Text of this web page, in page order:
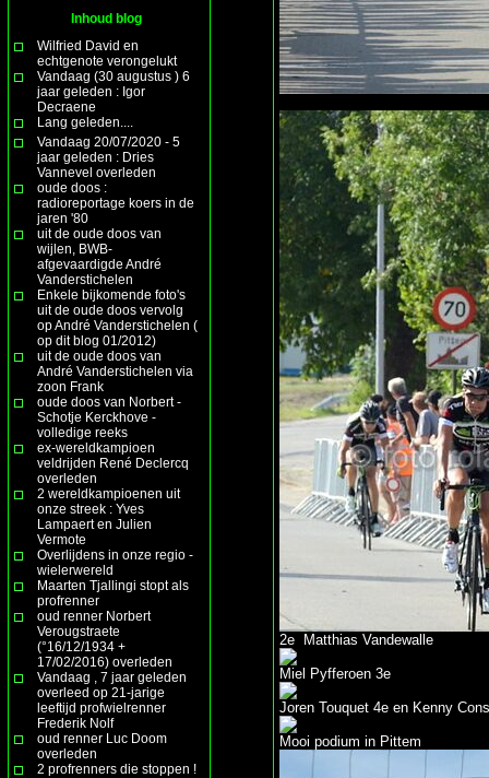
Inhoud blog
Wilfried David en
echtgenote verongelukt
Vandaag (30 augustus ) 6
jaar geleden : Igor
Decraene
Lang geleden....
Vandaag 20/07/2020 - 5
jaar geleden : Dries
Vannevel overleden
oude doos :
radioreportage koers in de
jaren '80
uit de oude doos van
wijlen, BWB-
afgevaardigde André
Vanderstichelen
Enkele bijkomende foto's
uit de oude doos vervolg
op André Vanderstichelen (
op dit blog 01/2012)
uit de oude doos van
André Vanderstichelen via
zoon Frank
oude doos van Norbert -
Schotje Kerckhove -
volledige reeks
ex-wereldkampioen
veldrijden René Declercq
overleden
2 wereldkampioenen uit
onze streek : Yves
Lampaert en Julien
Vermote
Overlijdens in onze regio -
wielerwereld
Maarten Tjallingi stopt als
profrenner
oud renner Norbert
Verougstraete
(°16/12/1934 +
17/02/2016) overleden
Vandaag , 7 jaar geleden
overleed op 21-jarige
leeftijd profwielrenner
Frederik Nolf
oud renner Luc Doom
overleden
2 profrenners die stoppen !
2e Matthias Vandewalle
Miel Pyfferoen 3e
Joren Touquet 4e en Kenny
Mooi podium in Pittem